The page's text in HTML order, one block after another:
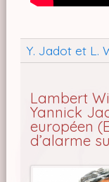
Y. Jadot et L.
Lambert
Yannick
européen
d’alarme